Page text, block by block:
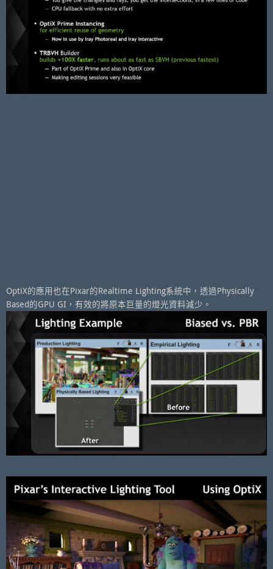
OptiX的應用也在Pixar的Realtime Lighting系統中，透過Physically
Based的GPU GI，有效的將原本巨量的燈光資料減少。